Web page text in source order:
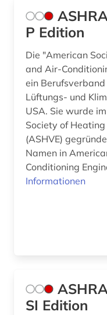
forschungseinrichtung wissenschaft technik
fotografie (1)
fotografieren (1)
frankreich (3)
garn (1)
P Edition
Die "American
and Air-
ein
Lüftungs- und
USA. Sie wurde
Society of
(ASHVE)
Namen in
Conditioning
Informationen
SI Edition